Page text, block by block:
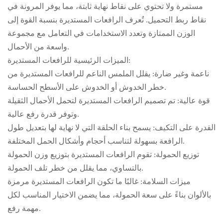
مستمرة ولا تحتوي على نقاط نهاية ثابتة، مما يوفر المرونة في
نقاط ربط التحميل. تُعرف الرافعات المستديرة بنسبة القوة إلى
الوزن الممتازة وتعدد الاستخدامات في التعامل مع مجموعة
واسعة من الأحمال.
الميزات الرئيسية للرافعات المستديرة:
ناعمة وغير ضارة: يقلل الملمس الناعم للرافعات المستديرة من
خطر الخدوش أو الخدوش على الأسطح الحساسة.
قوة عالية: تم تصميم الرافعات المستديرة لتحمل الأحمال الثقيلة
وتوفر قدرة رفع عالية.
القدرة على التكيف: يسمح بناء الحلقة التي لا نهاية لها بتعديل طول
الرافعة بسهولة لتناسب أحجام وأشكال الحمل المختلفة.
توزيع الحمولة: تقوم الرافعات المستديرة بتوزيع وزن الحمولة
بالتساوي، مما يقلل من خطر تلف الحمولة.
ميزات السلامة: غالبًا ما تكون الرافعات المستديرة مرمزة
بالألوان بناءً على سعة الحمولة، مما يضمن الاختيار المناسب لكل
مهمة رفع.